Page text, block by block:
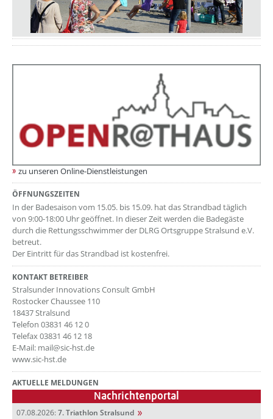
zu unseren Online-Dienstleistungen
ÖFFNUNGSZEITEN
In der Badesaison vom 15.05. bis 15.09. hat das Strandbad täglich
von 9:00-18:00 Uhr geöffnet. In dieser Zeit werden die Badegäste
durch die Rettungsschwimmer der DLRG Ortsgruppe Stralsund e.V.
betreut.
Der Eintritt für das Strandbad ist kostenfrei.
KONTAKT BETREIBER
Stralsunder Innovations Consult GmbH
Rostocker Chaussee 110
18437 Stralsund
Telefon 03831 46 12 0
Telefax 03831 46 12 18
E-Mail: mail@sic-hst.de
www.sic-hst.de
AKTUELLE MELDUNGEN
Nachrichtenportal
07.08.2026: 7. Triathlon Stralsund